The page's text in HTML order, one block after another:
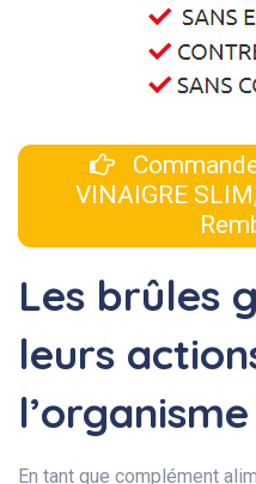
VINAIGRE
Les brûles
leurs
l’organisme
En tant que complément